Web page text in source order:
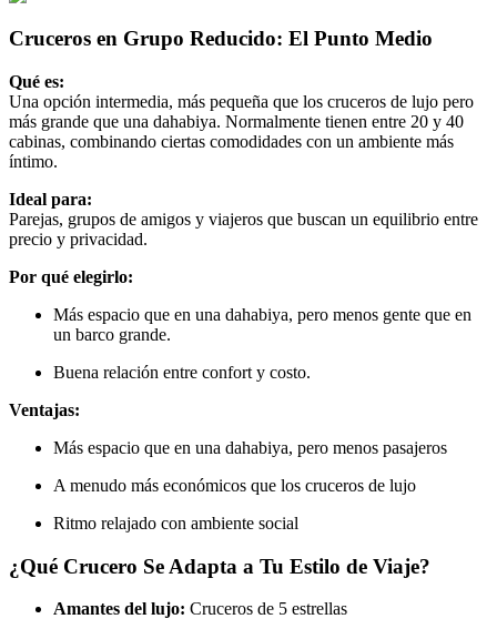
Cruceros en Grupo Reducido: El Punto Medio
Qué es:
Una opción intermedia, más pequeña que los cruceros de lujo pero
más grande que una dahabiya. Normalmente tienen entre 20 y 40
cabinas, combinando ciertas comodidades con un ambiente más
íntimo.
Ideal para:
Parejas, grupos de amigos y viajeros que buscan un equilibrio entre
precio y privacidad.
Por qué elegirlo:
Más espacio que en una dahabiya, pero menos gente que en
un barco grande.
Buena relación entre confort y costo.
Ventajas:
Más espacio que en una dahabiya, pero menos pasajeros
A menudo más económicos que los cruceros de lujo
Ritmo relajado con ambiente social
¿Qué Crucero Se Adapta a Tu Estilo de Viaje?
Amantes del lujo: Cruceros de 5 estrellas